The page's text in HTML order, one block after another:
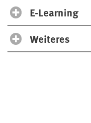
E-Learning
Weiteres